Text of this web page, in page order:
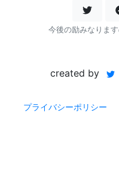
今後の励みなりま
created by
プライバシーポリシー